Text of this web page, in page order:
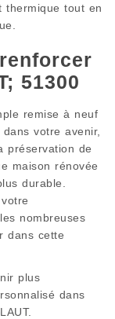
thermique tout en
51300
remise à neuf
votre avenir,
préservation de
maison rénovée
durable.
nombreuses
dans cette
plus
dans